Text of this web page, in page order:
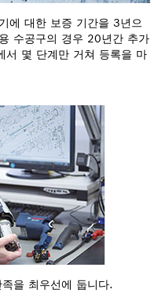
에 대한 보증 기간을 3년으
수공구의 경우 20년간 추가
서 몇 단계만 거쳐 등록을 마
을 최우선에 둡니다.